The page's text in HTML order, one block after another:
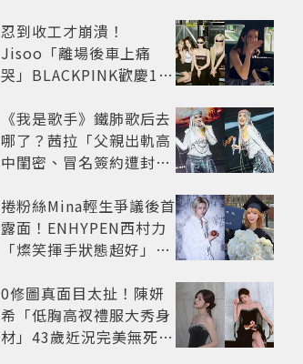
忍到收工才崩潰！
Jisoo「離場後車上痛
哭」BLACKPINK歡慶10
超心疼
《我是歌手》鐵肺歌后去
哪了？茜拉「父親出軌高
中閨密、冒名簽約遭封
光
捲粉絲Mina輕生爭議後首
露面！ENHYPEN西村力
「燦笑揮手狀態超好」又
0修圖真面目太扯！陳妍
希「低胸高衩禮服大秀身
材」43歲近況完美無死角